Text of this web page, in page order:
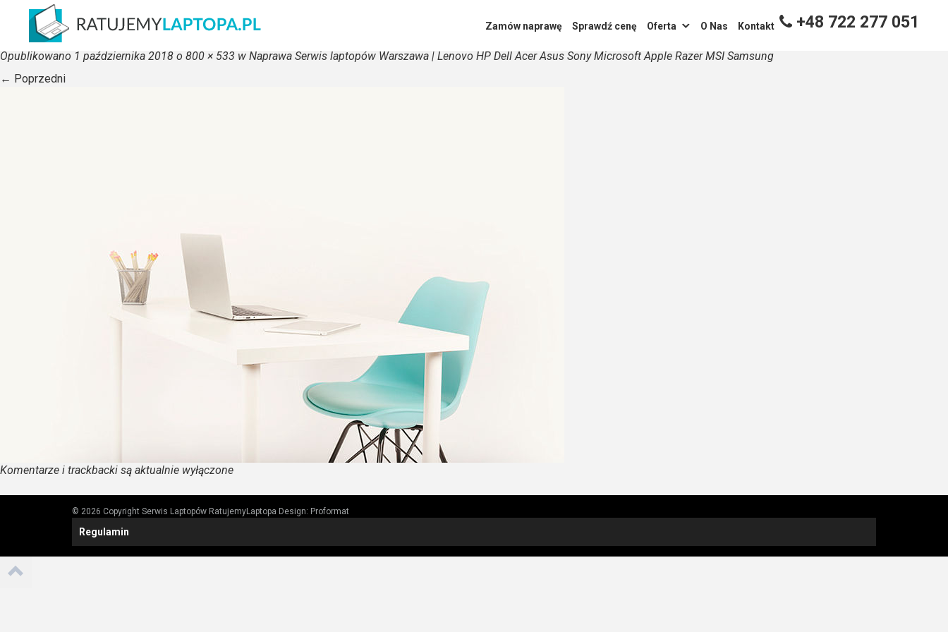
+48 722 277 051
Zamów naprawę Sprawdź cenę Oferta O Nas Kontakt
zamow-naprawe-800×533
Opublikowano 1 października 2018 o 800 × 533 w Naprawa Serwis laptopów Warszawa | Lenovo HP Dell Acer Asus Sony Microsoft Apple Razer MSI Samsung
← Poprzedni
Komentarze i trackbacki są aktualnie wyłączone
© 2026 Copyright Serwis Laptopów RatujemyLaptopa Design: Proformat
Regulamin